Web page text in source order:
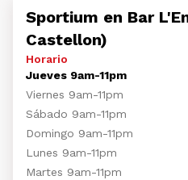
Sportium en Bar
Castellon)
Horario
Jueves 9am-11pm
Viernes 9am-11pm
Sábado 9am-11pm
Domingo 9am-11pm
Lunes 9am-11pm
Martes 9am-11pm